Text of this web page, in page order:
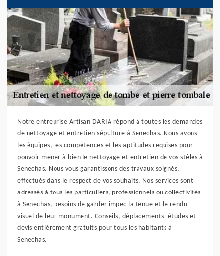
Notre entreprise Artisan DARIA répond à toutes les demandes
de nettoyage et entretien sépulture à Senechas. Nous avons
les équipes, les compétences et les aptitudes requises pour
pouvoir mener à bien le nettoyage et entretien de vos stèles à
Senechas. Nous vous garantissons des travaux soignés,
effectués dans le respect de vos souhaits. Nos services sont
adressés à tous les particuliers, professionnels ou collectivités
à Senechas, besoins de garder impec la tenue et le rendu
visuel de leur monument. Conseils, déplacements, études et
devis entièrement gratuits pour tous les habitants à
Senechas.